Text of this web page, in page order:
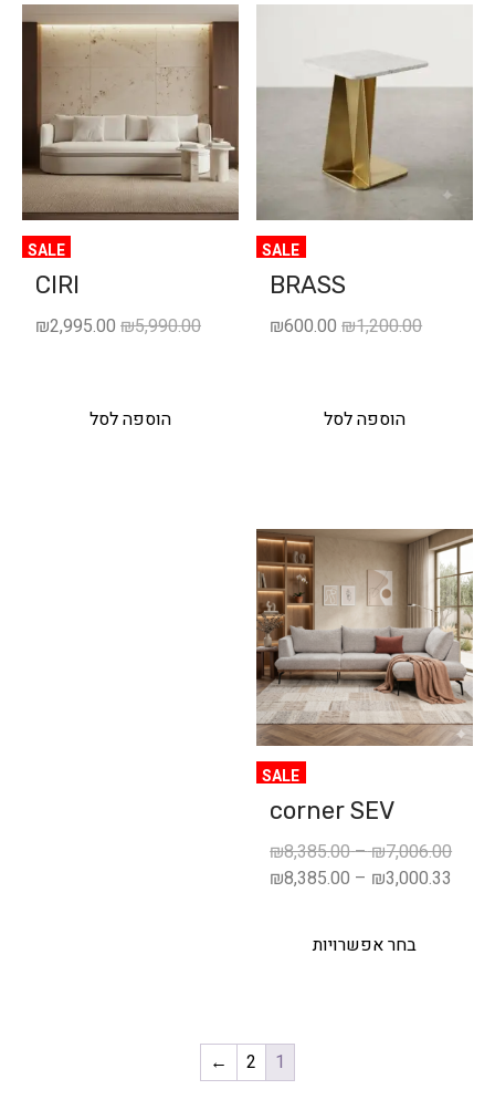
SALE
BRASS
₪1,200.00
₪600.00
הוספה לסל
SALE
CIRI
₪5,990.00
₪2,995.00
הוספה לסל
SALE
corner SEV
₪7,006.00
–
₪8,385.00
₪3,000.33
–
₪8,385.00
בחר אפשרויות
1
2
←